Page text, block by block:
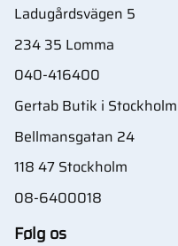
Ladugårdsvägen 5
234 35 Lomma
040-416400
Gertab Butik i Stockholm
Bellmansgatan 24
118 47 Stockholm
08-6400018
Følg os